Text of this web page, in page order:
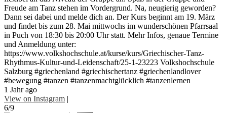
Freude am Tanz stehen im Vordergrund. Na, neugierig geworden?
Dann sei dabei und melde dich an. Der Kurs beginnt am 19. März
und findet bis zum 28. Mai mittwochs im wunderschönen Pfarrsaal
in Puch von 18:30 bis 20:00 Uhr statt. Mehr Infos, genaue Termine
und Anmeldung unter:
https://www.volkshochschule.at/kurse/kurs/Griechischer-Tanz-
Rhythmus-Kultur-und-Leidenschaft/25-1-23223 Volkshochschule
Salzburg #griechenland #griechischertanz #griechenlandlover
#bewegung #tanzen #tanzenmachtglücklich #tanzenlernen
1 Jahr ago
View on Instagram |
6/9